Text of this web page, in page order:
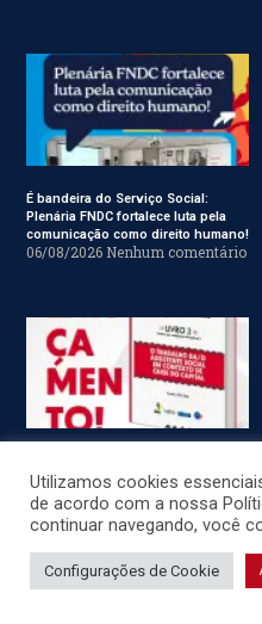
É bandeira do Serviço Social:
Plenária FNDC fortalece luta pela
comunicação como direito humano!
06/08/2026 Nenhum comentário
Especialização em Serviço Social
31/07/2026Nenhum comentário
© CRESS-SE 2022.
Utilizamos cookies
de acordo com a nossa
continuar navegando, você
Configurações de Cookie